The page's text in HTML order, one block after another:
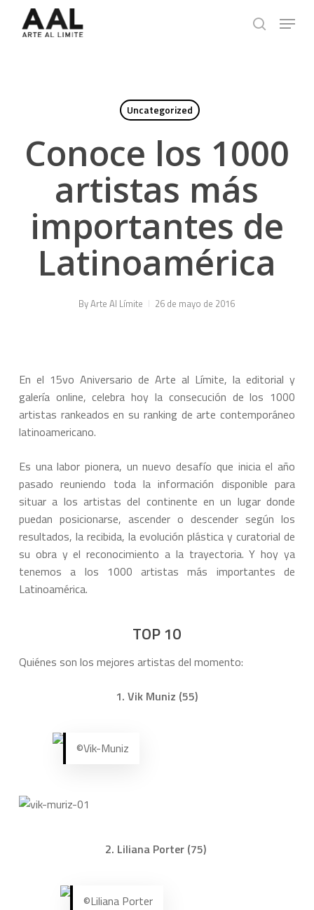
search
Menu
Uncategorized
Conoce los 1000
artistas más
importantes de
Latinoamérica
ByArte Al Límite 26 de mayo de 2016
En el 15vo Aniversario de Arte al Límite, la editorial y
galería online, celebra hoy la consecución de los 1000
artistas rankeados en su ranking de arte contemporáneo
latinoamericano.
Es una labor pionera, un nuevo desafío que inicia el año
pasado reuniendo toda la información disponible para
situar a los artistas del continente en un lugar donde
puedan posicionarse, ascender o descender según los
resultados, la recibida, la evolución plástica y curatorial de
su obra y el reconocimiento a la trayectoria. Y hoy ya
tenemos a los 1000 artistas más importantes de
Latinoamérica.
TOP 10
Quiénes son los mejores artistas del momento:
1. Vik Muniz (55)
©Vik-Muniz
2. Liliana Porter (75)
©Liliana Porter